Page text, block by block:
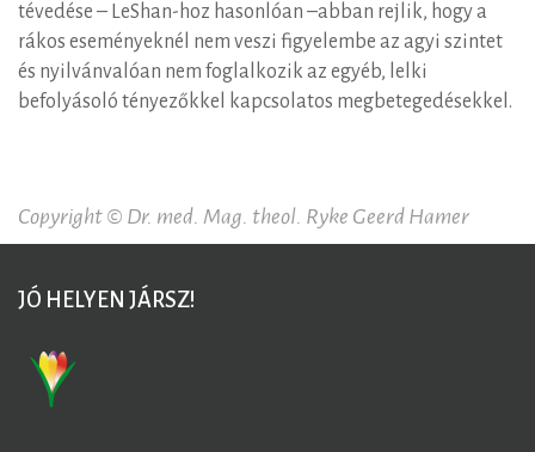
tévedése – LeShan-hoz hasonlóan –abban rejlik, hogy a
rákos eseményeknél nem veszi figyelembe az agyi szintet
és nyilvánvalóan nem foglalkozik az egyéb, lelki
befolyásoló tényezőkkel kapcsolatos megbetegedésekkel.
Copyright © Dr. med. Mag. theol. Ryke Geerd Hamer
JÓ HELYEN JÁRSZ!